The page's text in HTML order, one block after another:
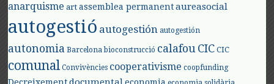
anarquisme art assemblea permanent aureasocial
autogestió autogestión autogestión
autonomia Barcelona bioconstrucció calafouCIC CIC
comunal Convivències cooperativisme coopfunding